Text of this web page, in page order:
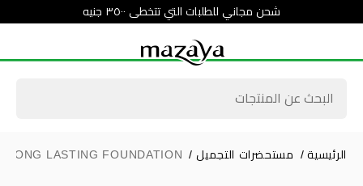
شحن مجاني للطلبات التي تتخطى ٣٥٠٠ جنيه
الرئيسية / مستحضرات التجميل /
LONG LASTING FOUNDATION